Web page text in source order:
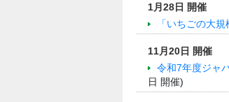
1月28日 開催
「いちごの大
11月20日 開催
令和7年度ジャ
日 開催)